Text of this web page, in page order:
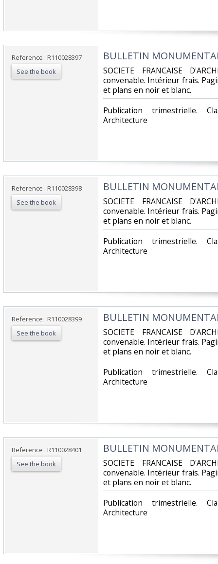
Reference : R110028397
See the book
‎BULLETIN
‎SOCIETE FRANCAISE
convenable. Intérieur frais.
et plans en noir et blanc.‎
‎Publication trimestrielle.
Architecture‎
Reference : R110028398
See the book
‎BULLETIN
‎SOCIETE FRANCAISE
convenable. Intérieur frais.
et plans en noir et blanc.‎
‎Publication trimestrielle.
Architecture‎
Reference : R110028399
See the book
‎BULLETIN
‎SOCIETE FRANCAISE
convenable. Intérieur frais.
et plans en noir et blanc.‎
‎Publication trimestrielle.
Architecture‎
Reference : R110028401
See the book
‎BULLETIN
‎SOCIETE FRANCAISE
convenable. Intérieur frais.
et plans en noir et blanc.‎
‎Publication trimestrielle.
Architecture‎